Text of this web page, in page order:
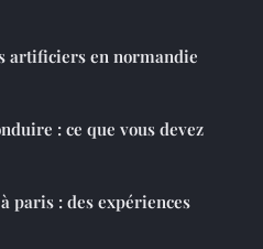
artificiers en normandie
: ce que vous devez
paris : des expériences